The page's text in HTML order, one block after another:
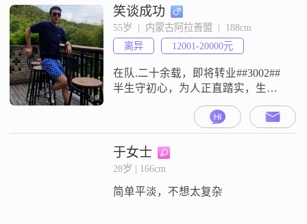
立，能够自给自足##3002##性格方
面，我果断干脆，做事从不拖泥带
水##3002##在生活中，我非常注重
健康管理，每天都会进行跑步健
身，保
笑谈成功
55岁  |  内蒙古阿拉善盟  |  188cm
离异
12001-20000元
在队.二十余载，即将转业##3002##
半生守初心，为人正直踏实，生活
简单自律##3002##性格沉稳内敛，
重情专一##3002##诚觅善良顾家之
人，三观相合，平淡相守，共赴安
稳余生##3002####d83d####de03##
于女士
28岁 | 166cm
简单平淡，不想太复杂